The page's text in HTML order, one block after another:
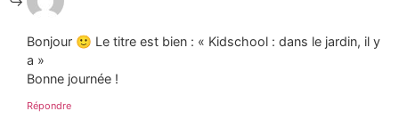
Bonjour 🙂 Le titre est bien : « Kidschool : dans le jardin, il y
a »
Bonne journée !
Répondre